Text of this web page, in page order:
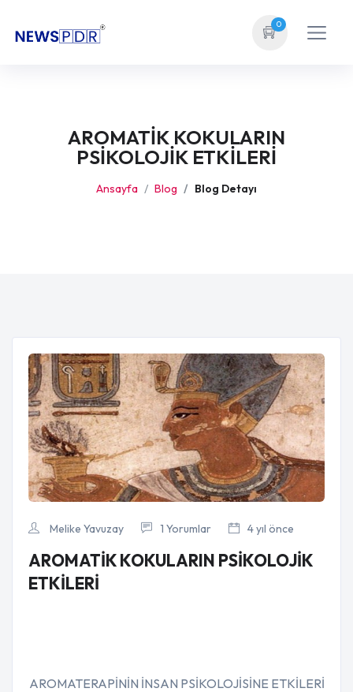
0
AROMATİK KOKULARIN
PSİKOLOJİK ETKİLERİ
Ansayfa Blog Blog Detayı
Melike Yavuzay 1 Yorumlar 4 yıl önce
AROMATİK KOKULARIN PSİKOLOJİK
ETKİLERİ
AROMATERAPİNİN İNSAN PSİKOLOJİSİNE ETKİLERİ